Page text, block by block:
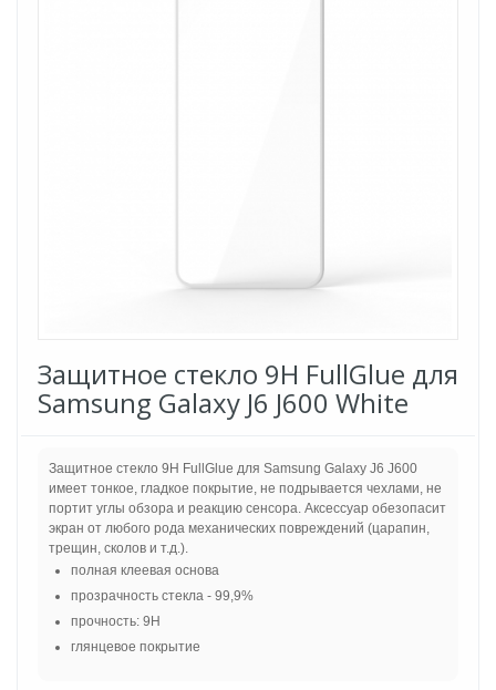
Защитное стекло 9H FullGlue для
Samsung Galaxy J6 J600 White
Защитное стекло 9H FullGlue для Samsung Galaxy J6 J600
имеет тонкое, гладкое покрытие, не подрывается чехлами, не
портит углы обзора и реакцию сенсора. Аксессуар обезопасит
экран от любого рода механических повреждений (царапин,
трещин, сколов и т.д.).
полная клеевая основа
прозрачность стекла - 99,9%
прочность: 9H
глянцевое покрытие